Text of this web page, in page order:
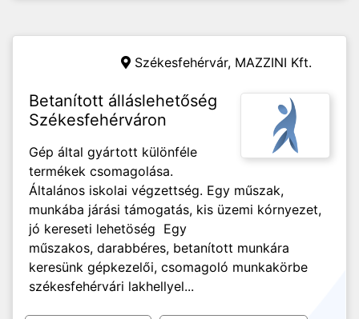
Székesfehérvár, MAZZINI Kft.
Betanított álláslehetőség
Székesfehérváron
Gép által gyártott különféle
termékek csomagolása.
Általános iskolai végzettség. Egy műszak,
munkába járási támogatás, kis üzemi kórnyezet,
jó kereseti lehetöség Egy
műszakos, darabbéres, betanított munkára
keresünk gépkezelői, csomagoló munkakörbe
székesfehérvári lakhellyel...